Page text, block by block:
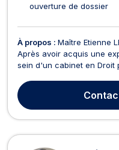
ouverture de dossier
À propos : Maître Etienne
Après avoir acquis une
sein d'un cabinet en Droit
Maître Etienne
et des mineurs, tant du